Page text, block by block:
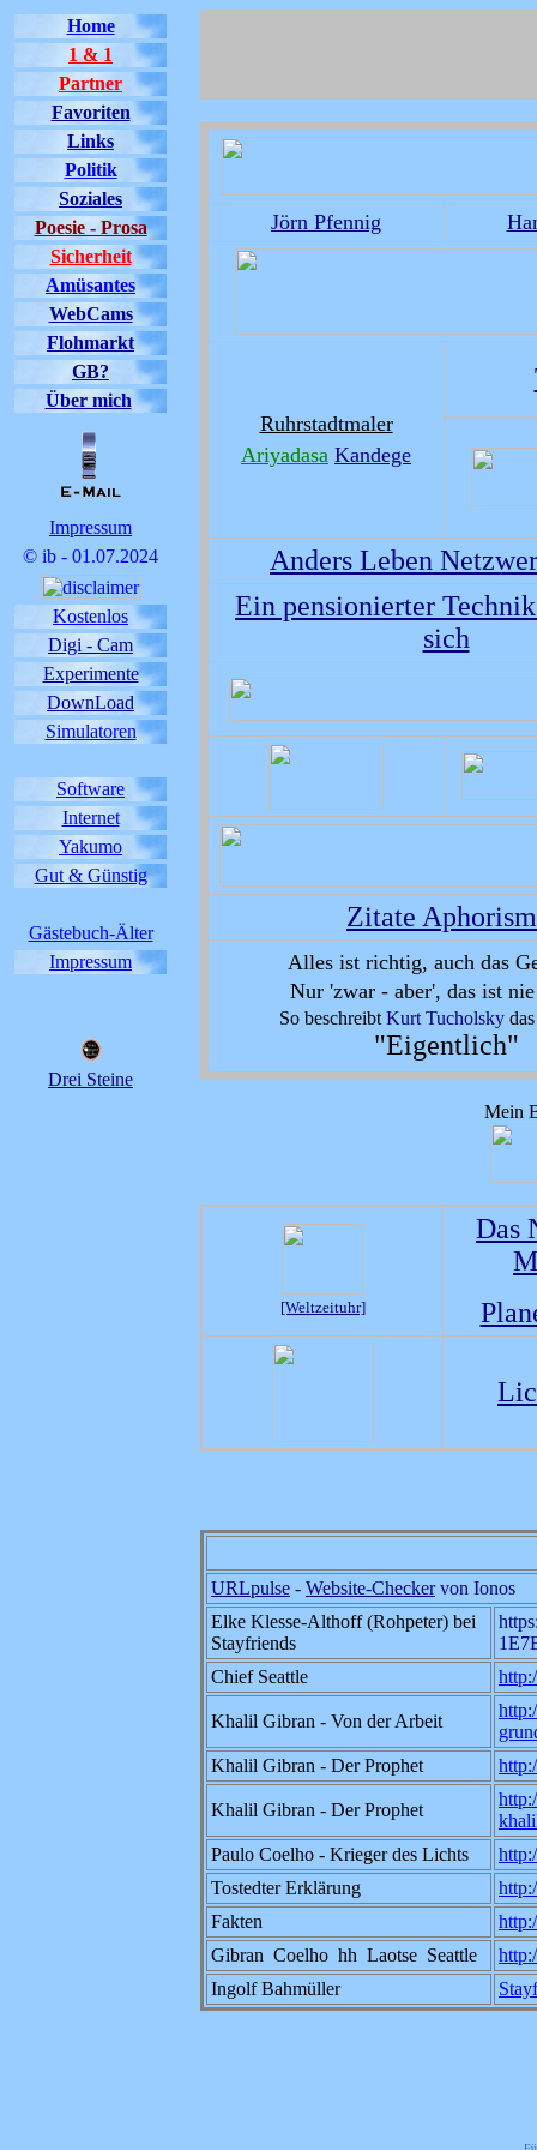
Home
1 & 1
Partner
Favoriten
Links
Politik
Soziales
Poesie - Prosa
Sicherheit
Amüsantes
WebCams
Flohmarkt
GB?
Über mich
Impressum
© ib - 01.07.2024
Kostenlos
Digi - Cam
Experimente
DownLoad
Simulatoren
Software
Internet
Yakumo
Gut & Günstig
Gästebuch-Älter
Impressum
Drei Steine
Jörn Pfennig
Ruhrstadtmaler
Ariyadasa Kandege
Anders Leben
Ein pensionierter
sich
Zitate
Alles ist richtig, auch das
Nur 'zwar - aber', das ist
So beschreibt Kurt Tucholskydas
"Eigentlich"
Mein
[Weltzeituhr]
Das
URLpulse - Website-Checkervon Ionos
Elke Klesse-Althoff (Rohpeter) bei
Stayfriends
Chief Seattle
Khalil Gibran - Von der Arbeit
Khalil Gibran - Der Prophet
Khalil Gibran - Der Prophet
Paulo Coelho - Krieger des Lichts
Tostedter Erklärung
Fakten
Gibran Coelho hh Laotse Seattle
Ingolf Bahmüller